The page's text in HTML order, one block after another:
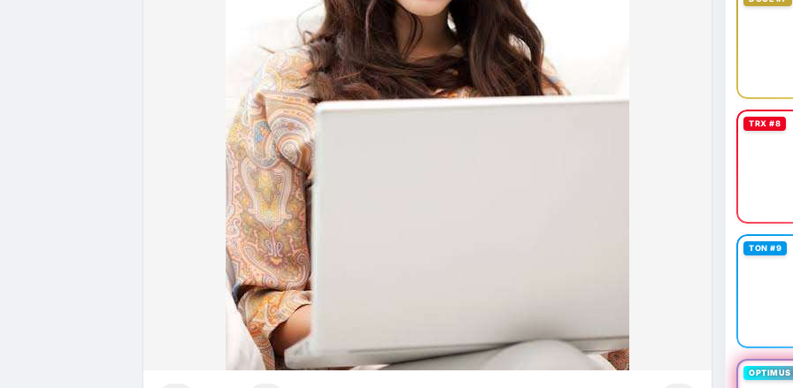
Xem chi tiết các bài viết đầy đủ tại dòng thời gian của Vlike.vn!
#feargreedindex #bip110fork #brazilcryptoregulation
TRX #8
TON #9
OPTIMUS